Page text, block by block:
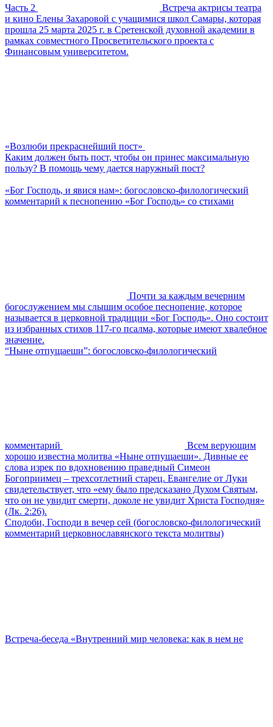
Часть 2
Встреча актрисы театра
и кино Елены Захаровой с учащимися школ Самары, которая
прошла 25 марта 2025 г. в Сретенской духовной академии в
рамках совместного Просветительского проекта с
Финансовым университетом.
«Возлюби прекраснейший пост»
Каким должен быть пост, чтобы он принес максимальную
пользу? В помощь чему дается наружный пост?
«Бог Господь, и явися нам»: богословско-филологический
комментарий к песнопению «Бог Господь» со стихами
Почти за каждым вечерним
богослужением мы слышим особое песнопение, которое
называется в церковной традиции «Бог Господь». Оно состоит
из избранных стихов 117-го псалма, которые имеют хвалебное
значение.
“Ныне отпущаеши”: богословско-филологический
комментарий
Всем верующим
хорошо известна молитва «Ныне отпущаеши». Дивные ее
слова изрек по вдохновению праведный Симеон
Богоприимец – трехсотлетний старец. Евангелие от Луки
свидетельствует, что «ему было предсказано Духом Святым,
что он не увидит смерти, доколе не увидит Христа Господня»
(Лк. 2:26).
Сподоби, Господи в вечер сей (богословско-филологический
комментарий церковнославянского текста молитвы)
Встреча-беседа «Внутренний мир человека: как в нем не